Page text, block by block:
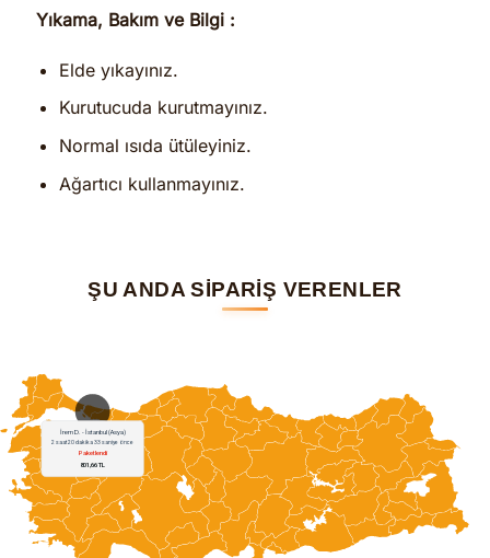
Yıkama, Bakım ve Bilgi :
Elde yıkayınız.
Kurutucuda kurutmayınız.
Normal ısıda ütüleyiniz.
Ağartıcı kullanmayınız.
ŞU ANDA SİPARİŞ VERENLER